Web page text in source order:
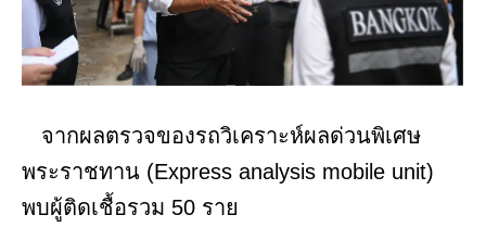
จากผลตรวจของรถวิเคราะห์ผลด่วนพิเศษ
พระราชทาน (Express analysis mobile unit)
พบผู้ติดเชื้อรวม 50 ราย